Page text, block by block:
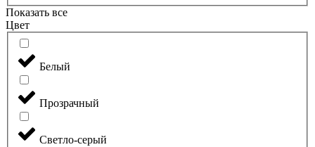
Показать все
Цвет
Белый
Прозрачный
Светло-серый